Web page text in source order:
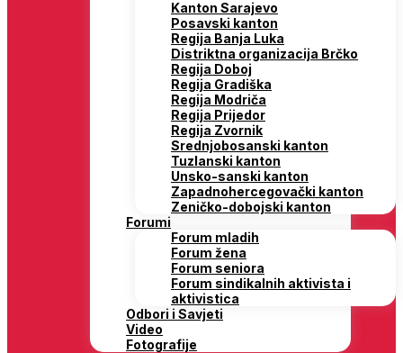
Kanton Sarajevo
Posavski kanton
Regija Banja Luka
Distriktna organizacija Brčko
Regija Doboj
Regija Gradiška
Regija Modriča
Regija Prijedor
Regija Zvornik
Srednjobosanski kanton
Tuzlanski kanton
Unsko-sanski kanton
Zapadnohercegovački kanton
Zeničko-dobojski kanton
Forumi
Forum mladih
Forum žena
Forum seniora
Forum sindikalnih aktivista i
aktivistica
Odbori i Savjeti
Video
Fotografije